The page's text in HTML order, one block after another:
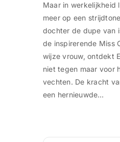
Maar in werkelijkheid
meer op een
dochter de dupe van
de inspirerende Miss
wijze vrouw, ontdekt
niet tegen maar voor
vechten. De kracht
een hernieuwde…